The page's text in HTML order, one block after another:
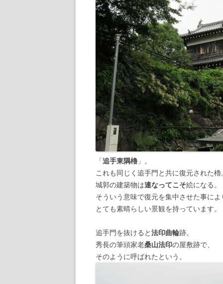
「追手東隅櫓」。
これも同じく追手門と共に復元された櫓
城郭の建築物は連なってこそ絵になる。
そういう意味で復元を集中させた事によ
とても素晴らしい景観を持っています。
追手門を抜けると法印曲輪跡。
秀長の筆頭家老桑山法印の屋敷跡で、
そのように呼ばれたという。